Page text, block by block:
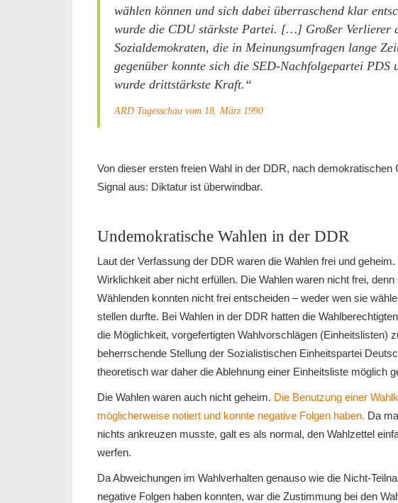
wählen können und sich dabei überraschend klar
wurde die CDU stärkste Partei. […] Großer Verlierer
Sozialdemokraten, die in Meinungsumfragen lange
gegenüber konnte sich die SED-Nachfolgepartei PDS
wurde drittstärkste Kraft.“
ARD Tagesschau vom 18. März 1990
Von dieser ersten freien Wahl in der DDR, nach demokratischen
Signal aus: Diktatur ist überwindbar.
Undemokratische Wahlen in der DDR
Laut der Verfassung der DDR waren die Wahlen frei und
Wirklichkeit aber nicht erfüllen. Die Wahlen waren nicht frei,
Wählenden konnten nicht frei entscheiden – weder wen sie
stellen durfte. Bei Wahlen in der DDR hatten die
die Möglichkeit, vorgefertigten Wahlvorschlägen (Einheitslisten)
beherrschende Stellung der Sozialistischen Einheitspartei
theoretisch war daher die Ablehnung einer Einheitsliste möglich
Die Wahlen waren auch nicht geheim. Die Benutzung einer
möglicherweise notiert und konnte negative Folgen haben. Da
nichts ankreuzen musste, galt es als normal, den Wahlzettel
werfen.
Da Abweichungen im Wahlverhalten genauso wie die Nicht-
negative Folgen haben konnten, war die Zustimmung bei den